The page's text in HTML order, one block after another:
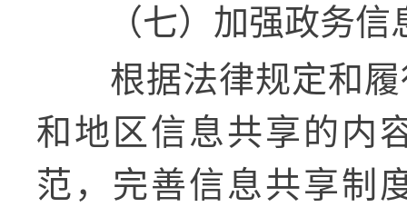
（七）加强政务
根据法律规定和
和地区信息共享的内
范，完善信息共享制